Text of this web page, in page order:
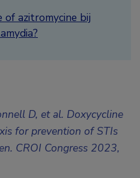
of azitromycine bij
D, et al. Doxycycline
for prevention of STIs
CROI Congress 2023,